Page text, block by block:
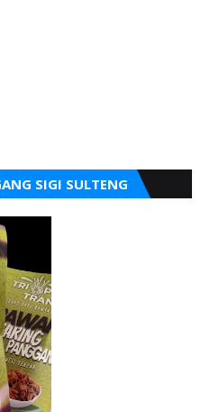
SIGI SULTENG